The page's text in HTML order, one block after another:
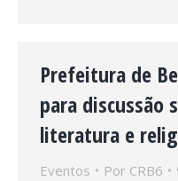
Prefeitura de
para discussão
literatura e
Eventos Por CRB6